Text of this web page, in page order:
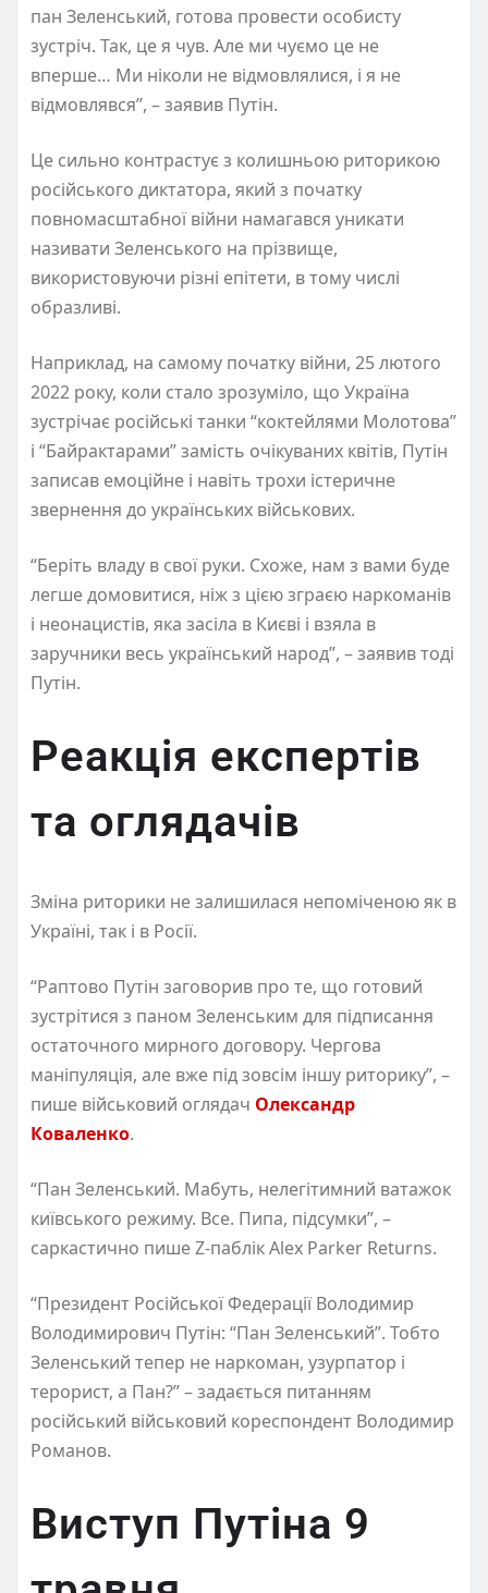
пан Зеленський, готова провести особисту
зустріч. Так, це я чув. Але ми чуємо це не
вперше… Ми ніколи не відмовлялися, і я не
відмовлявся”, – заявив Путін.
Це сильно контрастує з колишньою риторикою
російського диктатора, який з початку
повномасштабної війни намагався уникати
називати Зеленського на прізвище,
використовуючи різні епітети, в тому числі
образливі.
Наприклад, на самому початку війни, 25 лютого
2022 року, коли стало зрозуміло, що Україна
зустрічає російські танки “коктейлями Молотова”
і “Байрактарами” замість очікуваних квітів, Путін
записав емоційне і навіть трохи істеричне
звернення до українських військових.
“Беріть владу в свої руки. Схоже, нам з вами буде
легше домовитися, ніж з цією зграєю наркоманів
і неонацистів, яка засіла в Києві і взяла в
заручники весь український народ”, – заявив тоді
Путін.
Реакція експертів
та оглядачів
Зміна риторики не залишилася непоміченою як в
Україні, так і в Росії.
“Раптово Путін заговорив про те, що готовий
зустрітися з паном Зеленським для підписання
остаточного мирного договору. Чергова
маніпуляція, але вже під зовсім іншу риторику”, –
пише військовий оглядач Олександр
Коваленко.
“Пан Зеленський. Мабуть, нелегітимний ватажок
київського режиму. Все. Пипа, підсумки”, –
саркастично пише Z-паблік Alex Parker Returns.
“Президент Російської Федерації Володимир
Володимирович Путін: “Пан Зеленський”. Тобто
Зеленський тепер не наркоман, узурпатор і
терорист, а Пан?” – задається питанням
російський військовий кореспондент Володимир
Романов.
Виступ Путіна 9